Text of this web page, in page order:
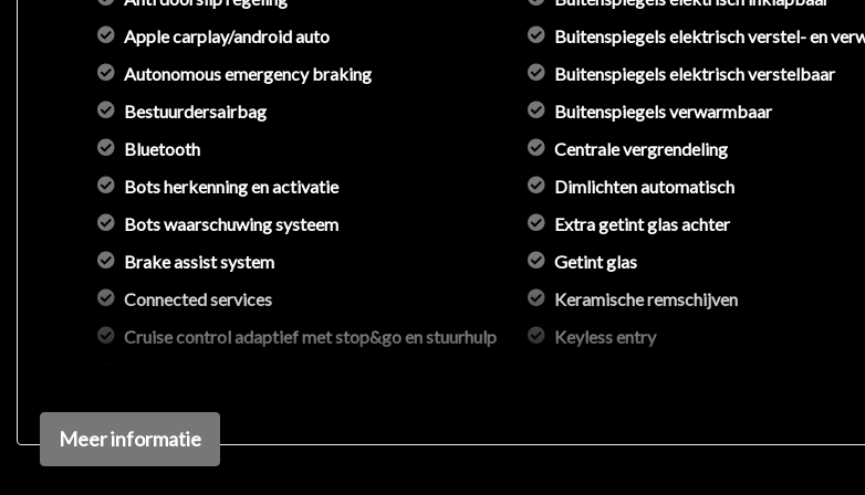
We hebben ons uiterste best gedaan om alle informatie in deze advertentie correct weer te geven. Er
beïnvloeden. Neem contact op met de verkoper voor aanvullende vragen.
Apple carplay/android auto
Autonomous emergency braking
Bestuurdersairbag
Bluetooth
Bots herkenning en activatie
Bots waarschuwing systeem
Brake assist system
Connected services
Cruise control adaptief met stop&go en stuurhulp
Dodehoekdetectie met correctie
Draadloze telefoonlader
Buitenspiegels elektrisch verstel- en
Buitenspiegels elektrisch verstelbaar
Buitenspiegels verwarmbaar
Centrale vergrendeling
Dimlichten automatisch
Extra getint glas achter
Getint glas
Keramische remschijven
Keyless entry
Led koplampen
Meer informatie